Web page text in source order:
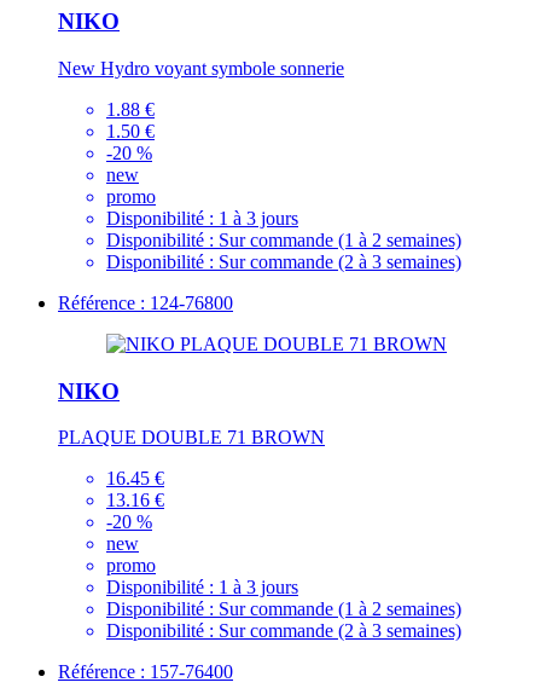
NIKO
New Hydro voyant symbole sonnerie
1.88 €
1.50 €
-20 %
new
promo
Disponibilité : 1 à 3 jours
Disponibilité : Sur commande (1 à 2 semaines)
Disponibilité : Sur commande (2 à 3 semaines)
Référence : 124-76800
NIKO
PLAQUE DOUBLE 71 BROWN
16.45 €
13.16 €
-20 %
new
promo
Disponibilité : 1 à 3 jours
Disponibilité : Sur commande (1 à 2 semaines)
Disponibilité : Sur commande (2 à 3 semaines)
Référence : 157-76400